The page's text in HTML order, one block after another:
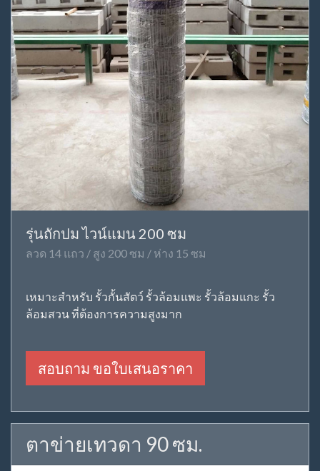
รุ่นถักปม ไวน์แมน 200 ซม
ลวด 14 แถว / สูง 200 ซม / ห่าง 15 ซม
เหมาะสำหรับ รั้วกั้นสัตว์ รั้วล้อมแพะ รั้วล้อมแกะ รั้ว
ล้อมสวน ที่ต้องการความสูงมาก
สอบถาม ขอใบเสนอราคา
ตาข่ายเทวดา 90 ซม.